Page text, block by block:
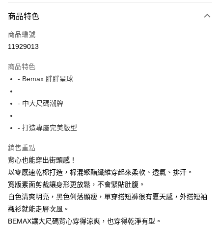
信用卡一次付款
超商取貨付款
Apple Pay
街口支付
AFTEE先享後付
相關說明
AFTEE先享後付是「在收到商品之後才付款」的支付方式。 讓您購物簡單
便利好安心！
１．簡單：不需註冊會員、不需綁卡、不需儲值。
２．便利：只要手機號碼，簡訊認證，即可結帳。
３．安心：先確認商品／服務後，再付款。
ATM付款
運送方式
全家付款取貨
每筆NT$150
商品特色
商品編號
11929013
商品特色
- Bemax 胖胖星球
- 中大尺碼潮牌
- 打造專屬完美版型
銷售重點
背心也能穿出街頭感！
以零感速乾棉打造，棉混聚酯纖維穿起來柔軟、透氣、排汗。
寬版素面剪裁讓身形更放鬆，不會緊貼肚腹。
白色清爽明亮，黑色俐落顯瘦，單穿搭短褲很有夏天感，外搭短袖
襯衫就能走層次風。
BEMAX讓大尺碼背心穿得涼爽，也穿得乾淨有型。